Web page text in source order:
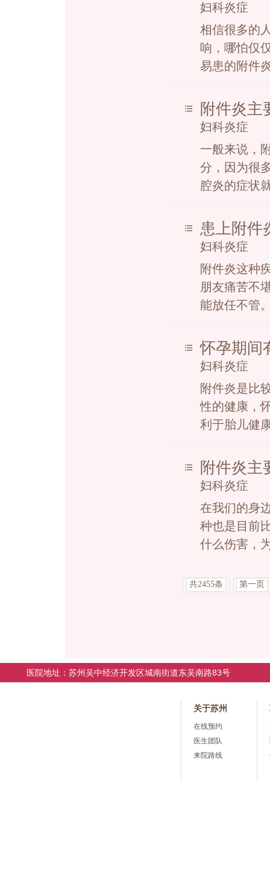
妇科炎症
相信很多的
响，哪怕仅
易患的附件
附件炎主
妇科炎症
一般来说，
分，因为很
腔炎的症状
患上附件
妇科炎症
附件炎这种
朋友痛苦不
能放任不管
怀孕期间
妇科炎症
附件炎是比
性的健康，
利于胎儿健
附件炎主
妇科炎症
在我们的身
种也是目前
什么伤害，
共2455条 第一页
医院地址：苏州吴中经济开发区城南街道东吴南路83号
关于苏州
在线预约
医生团队
来院路线